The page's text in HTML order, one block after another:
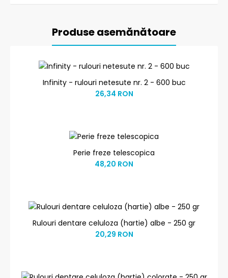
Produse asemănătoare
Infinity - rulouri netesute nr. 2 - 600 buc
26,34 RON
Perie freze telescopica
48,20 RON
Rulouri dentare celuloza (hartie) albe - 250 gr
20,29 RON